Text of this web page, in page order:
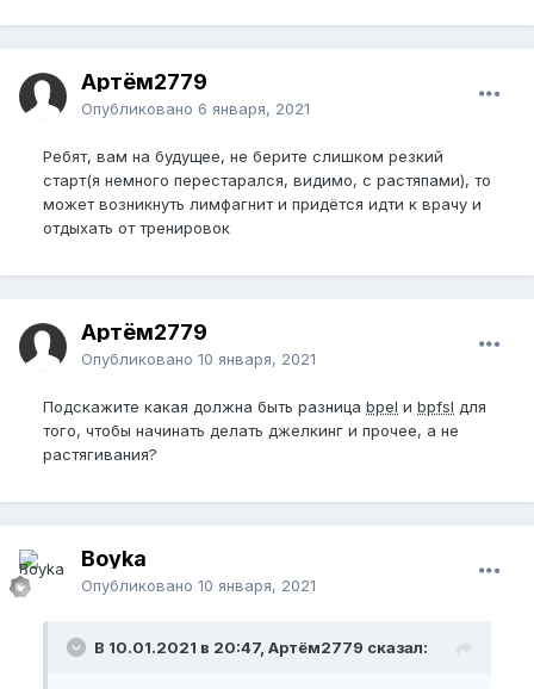
Артём2779
Опубликовано 6 января, 2021
Ребят, вам на будущее, не берите слишком резкий
старт(я немного перестарался, видимо, с растяпами), то
может возникнуть лимфагнит и придётся идти к врачу и
отдыхать от тренировок
Артём2779
Опубликовано 10 января, 2021
Подскажите какая должна быть разница bpel и bpfsl для
того, чтобы начинать делать джелкинг и прочее, а не
растягивания?
Boyka
Опубликовано 10 января, 2021
В 10.01.2021 в 20:47, Артём2779 сказал: